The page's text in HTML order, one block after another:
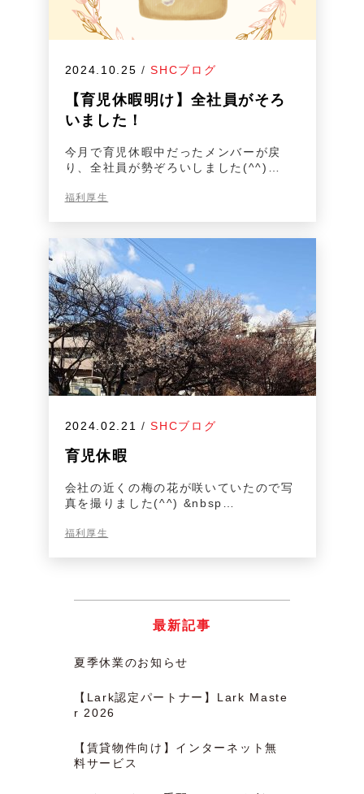
2024.10.25 /SHCブログ
【育児休暇明け】全社員がそろ
いました！
今月で育児休暇中だったメンバーが戻
り、全社員が勢ぞろいしました(^^)…
福利厚生
2024.02.21 /SHCブログ
育児休暇
会社の近くの梅の花が咲いていたので写
真を撮りました(^^) &nbsp…
福利厚生
最新記事
夏季休業のお知らせ
【Lark認定パートナー】Lark Maste
r 2026
【賃貸物件向け】インターネット無
料サービス